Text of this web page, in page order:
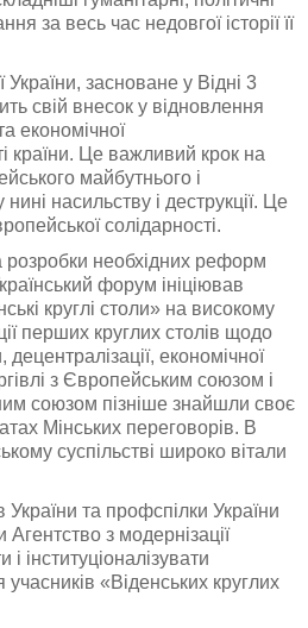
за весь час недовгої історії її
України, засноване у Відні 3
свій внесок у відновлення
економічної
країни. Це важливий крок на
майбутнього і
насильству і деструкції. Це
солідарності.
необхідних реформ
форум ініціював
круглі столи» на високому
перших круглих столів щодо
економічної
з Європейським союзом і
союзом пізніше знайшли своє
Мінських переговорів. В
суспільстві широко вітали
та профспілки України
з модернізації
інституціоналізувати
«Віденських круглих